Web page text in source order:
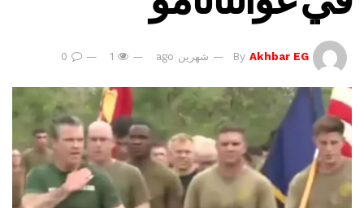
By Akhbar EG شهرين ago